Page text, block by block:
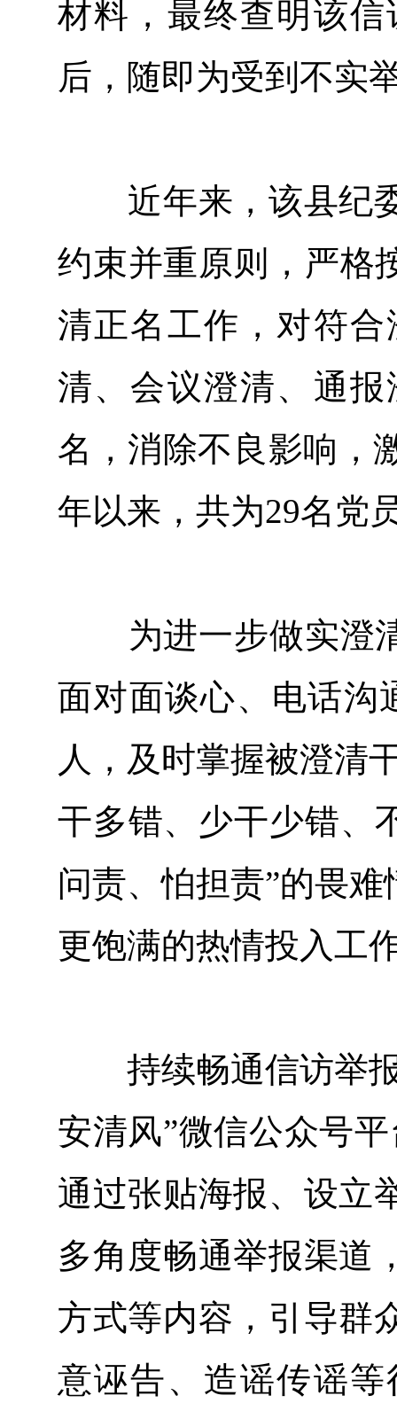
材料，最终查明该
后，随即为受到不实
近年来，该县纪委
约束并重原则，严格
清正名工作，对符
清、会议澄清、通
名，消除不良影响，
年以来，共为29名党
为进一步做实澄清
面对面谈心、电话沟
人，及时掌握被澄清
干多错、少干少错、
问责、怕担责”的畏
更饱满的热情投入工
持续畅通信访举报
安清风”微信公众号
通过张贴海报、设立
多角度畅通举报渠道
方式等内容，引导群
意诬告、造谣传谣